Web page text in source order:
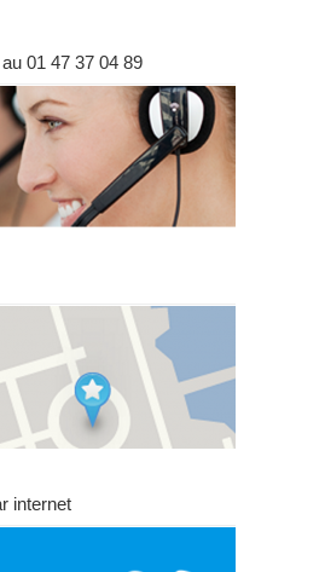
01 47 37 04 89
internet